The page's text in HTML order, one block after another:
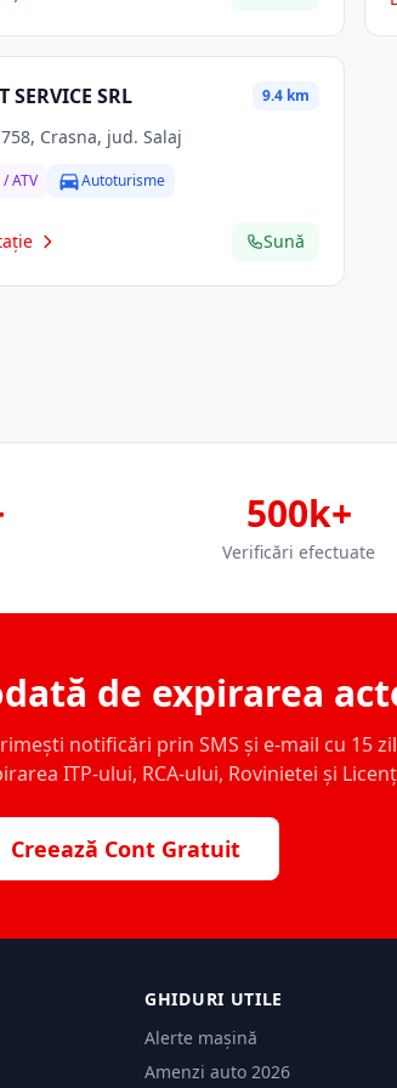
SERVICE SRL 9.4 km
Crasna, jud. Salaj
ATV Autoturisme
Sună
500k+
Verificări efectuate
de expirarea
notificări prin SMS și e-mail cu 15
ITP-ului, RCA-ului, Rovinietei și
Creează Cont Gratuit
GHIDURI UTILE
Alerte mașină
Amenzi auto 2026